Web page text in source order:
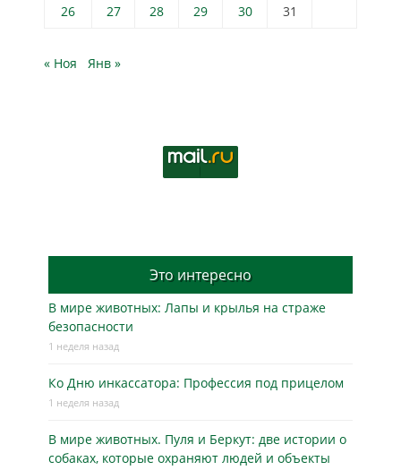
26
27 28 29 30 31
« Ноя Янв »
Это интересно
В мире животных: Лапы и крылья на страже
безопасности
1 неделя назад
Ко Дню инкассатора: Профессия под прицелом
1 неделя назад
В мире животных. Пуля и Беркут: две истории о
собаках, которые охраняют людей и объекты